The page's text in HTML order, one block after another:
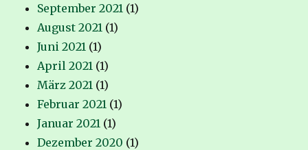
September 2021 (1)
August 2021 (1)
Juni 2021 (1)
April 2021 (1)
März 2021 (1)
Februar 2021 (1)
Januar 2021 (1)
Dezember 2020 (1)